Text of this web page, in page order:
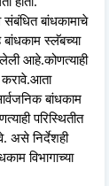
संबंधित बांधकामाचे
स्लॅबच्या
आहे.कोणत्याही
करावे.आता
बांधकाम
परिस्थितीत
असे निर्देशही
विभागाच्या